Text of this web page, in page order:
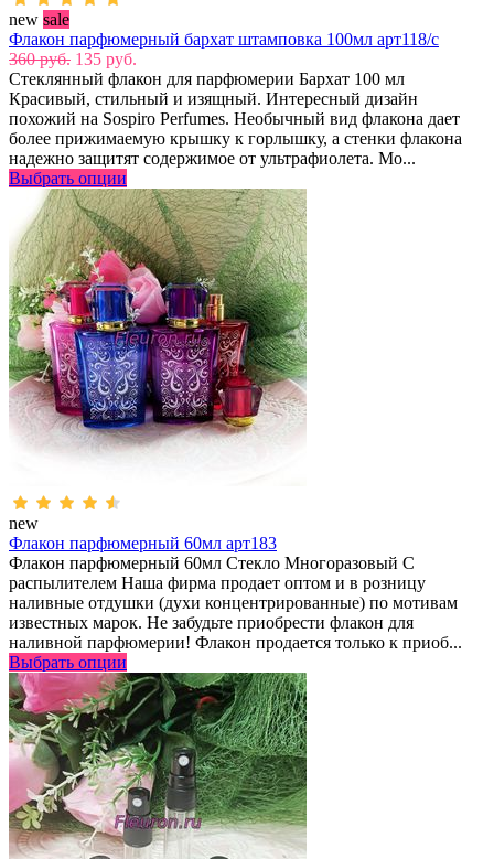
new sale
Флакон парфюмерный бархат штамповка 100мл арт118/с
360 руб. 135 руб.
Стеклянный флакон для парфюмерии Бархат 100 мл
Красивый, стильный и изящный. Интересный дизайн
похожий на Sospiro Perfumes. Необычный вид флакона дает
более прижимаемую крышку к горлышку, а стенки флакона
надежно защитят содержимое от ультрафиолета. Мо...
Выбрать опции
new
Флакон парфюмерный 60мл арт183
Флакон парфюмерный 60мл Стекло Многоразовый С
распылителем Наша фирма продает оптом и в розницу
наливные отдушки (духи концентрированные) по мотивам
известных марок. Не забудьте приобрести флакон для
наливной парфюмерии! Флакон продается только к приоб...
Выбрать опции